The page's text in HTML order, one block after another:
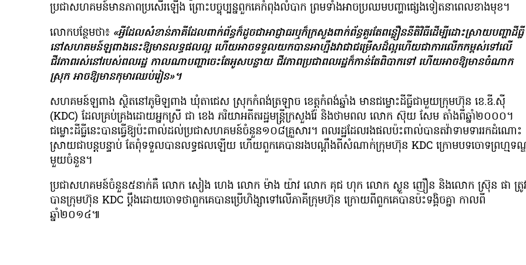
ប្រជាសហគមន៍មានភាពប្រសើរឡើង ព្រោះបច្ចុប្បន្នពួកគេកំពុងលំបាក ព្រមទាំងអាច​ប្រឈមបញ្ហាផ្សេងទៀតនាពេលខាងមុខ។
លោកបន្ថែមថា៖«អ្វីដែលសំខាន់ភាគីដែលពាក់ព័ន្ធក៏ដូចជាអាជ្ញាធរឬក៏ក្រសួងពាក់ព័ន្ធគួរតែពន្លឿន​នីតិ​វិធី​​ដើម្បីដោះស្រាយបញ្ហាដីធ្លី
នៅសហគមន៍ឡពាងនេះឱ្យមានលទ្ធផលល្អ​ ហើយអាច​ទទួល​យកបាន​អាហ្នឹង​​វាជាជម្រើសដ៏ល្អ​ហើយ​ជាការលើកក​ម្ពស់ទៅលើ
ជីវភាពរស់នៅរបស់ពលរដ្ឋ កាលណាបញ្ហាចេះតែ​អូស​បន្លាយ​ ជីវភាព​ប្រជាពលរដ្ឋក៏កាន់តែពិបាកទៅ ហើយអាចឱ្យមានចំណាក
ស្រុក អាច​ឱ្យ​មាន​កុមារ​ឈប់​រៀន»។
សហគមន៍ឡពាង ស្ថិតនៅភូមិឡពាង ឃុំតាជេស ស្រុកកំពង់ត្រឡាច ខេត្តកំពង់ឆ្នាំង មានជម្លោះដីធ្លីជាមួយក្រុមហ៊ុន ខេ.ឌី.ស៊ី
(KDC) ដែលគ្រប់គ្រងដោយអ្នកស្រី ជា ខេង ភរិយាអតីតរដ្ឋមន្រ្តីក្រសួងរ៉ែ និងថាមពល លោក ស៊ុយ សែម តាំងពីឆ្នាំ២០០០។
ជម្លោះដីធ្លីនេះបានធ្វើឱ្យប៉ះពាល់ដល់ប្រជាសហគមន៍ចំនួន១០៨គ្រួសារ។ ពលរដ្ឋដែលរងផលប៉ះពាល់បានតវ៉ាទាមទាររកដំណោះ
ស្រាយជាបន្តបន្ទាប់ តែពុំទទួលបានលទ្ធផលឡើយ ហើយពួកគេបានរងបណ្ដឹងពីសំណាក់ក្រុមហ៊ុន KDC ក្រោមបទចោទព្រហ្មទណ្
មួយចំនួន។
ប្រជាសហគមន៍ចំនួន៥នាក់គឺ លោក សៀង ហេង លោក ម៉ាង យ៉ាវ លោក គុជ ហុក លោក ស្ងួន ញឿន និងលោក ស្រ៊ុន ផា ត្រូវ
បានក្រុមហ៊ុន KDC ប្ដឹងដោយចោទថាពួកគេបានប្រើហិង្សាទៅលើភាគីក្រុមហ៊ុន ក្រោយពីពួកគេបានប៉ះទង្គិចគ្នា កាលពី
ឆ្នាំ២០១៤៕